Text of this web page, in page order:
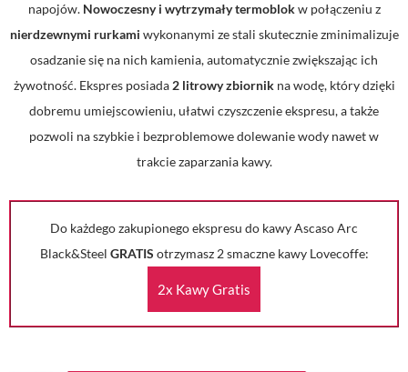
napojów. Nowoczesny i wytrzymały termoblokw połączeniu z
nierdzewnymi rurkami wykonanymi ze stali skutecznie zminimalizuje
osadzanie się na nich kamienia, automatycznie zwiększając ich
żywotność. Ekspres posiada 2 litrowy zbiornikna wodę, który dzięki
dobremu umiejscowieniu, ułatwi czyszczenie ekspresu, a także
pozwoli na szybkie i bezproblemowe dolewanie wody nawet w
trakcie zaparzania kawy.
Do każdego zakupionego ekspresu do kawy Ascaso Arc
Black&Steel GRATIS otrzymasz 2 smaczne kawy Lovecoffe:
2x Kawy Gratis